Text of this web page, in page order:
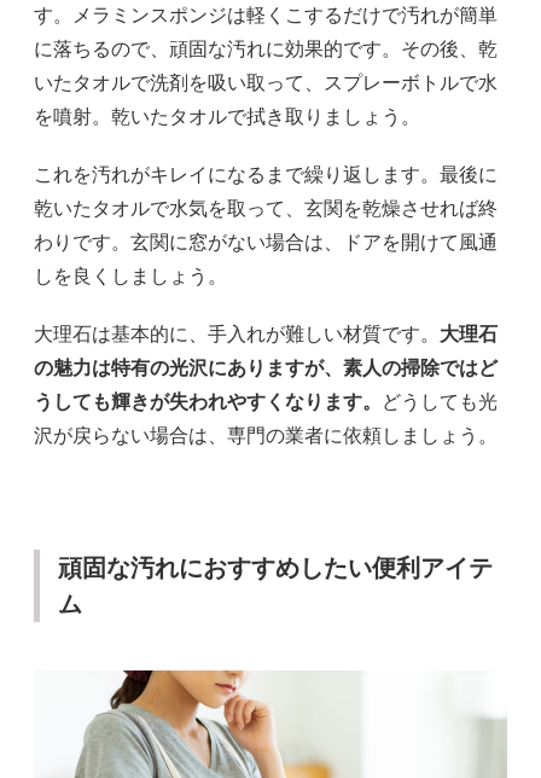
す。メラミンスポンジは軽くこするだけで汚れが簡単
に落ちるので、頑固な汚れに効果的です。その後、乾
いたタオルで洗剤を吸い取って、スプレーボトルで水
を噴射。乾いたタオルで拭き取りましょう。
これを汚れがキレイになるまで繰り返します。最後に
乾いたタオルで水気を取って、玄関を乾燥させれば終
わりです。玄関に窓がない場合は、ドアを開けて風通
しを良くしましょう。
大理石は基本的に、手入れが難しい材質です。 大理石
の魅力は特有の光沢にありますが、素人の掃除ではど
うしても輝きが失われやすくなります。
どうしても光
沢が戻らない場合は、専門の業者に依頼しましょう。
頑固な汚れにおすすめしたい便利アイテ
ム